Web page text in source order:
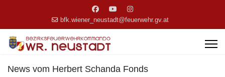
bfk.wiener_neustadt@feuerwehr.gv.at
News vom Herbert Schanda Fonds